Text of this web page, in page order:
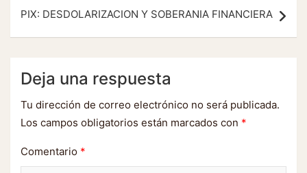
PIX: DESDOLARIZACION Y SOBERANIA FINANCIERA
Deja una respuesta
Tu dirección de correo electrónico no será publicada.
Los campos obligatorios están marcados con *
Comentario *